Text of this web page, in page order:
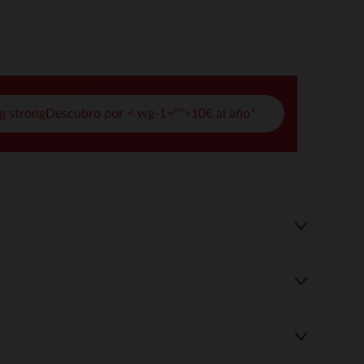
strongDescubro por < wg-1="">10€ al año*